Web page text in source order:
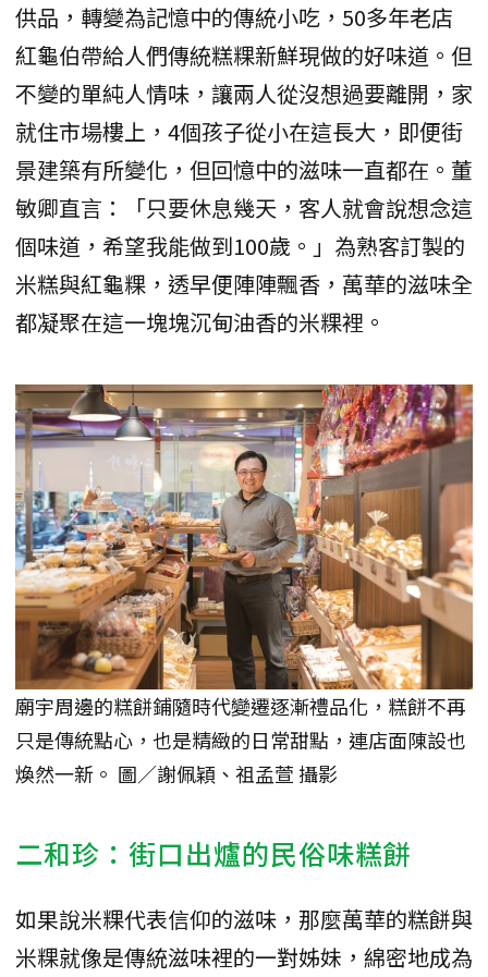
供品，轉變為記憶中的傳統小吃，50多年老店
紅龜伯帶給人們傳統糕粿新鮮現做的好味道。但
不變的單純人情味，讓兩人從沒想過要離開，家
就住市場樓上，4個孩子從小在這長大，即便街
景建築有所變化，但回憶中的滋味一直都在。董
敏卿直言：「只要休息幾天，客人就會說想念這
個味道，希望我能做到100歲。」為熟客訂製的
米糕與紅龜粿，透早便陣陣飄香，萬華的滋味全
都凝聚在這一塊塊沉甸油香的米粿裡。
廟宇周邊的糕餅鋪隨時代變遷逐漸禮品化，糕餅不再
只是傳統點心，也是精緻的日常甜點，連店面陳設也
煥然一新。 圖／謝佩穎、祖孟萱 攝影
二和珍：街口出爐的民俗味糕餅
如果說米粿代表信仰的滋味，那麼萬華的糕餅與
米粿就像是傳統滋味裡的一對姊妹，綿密地成為